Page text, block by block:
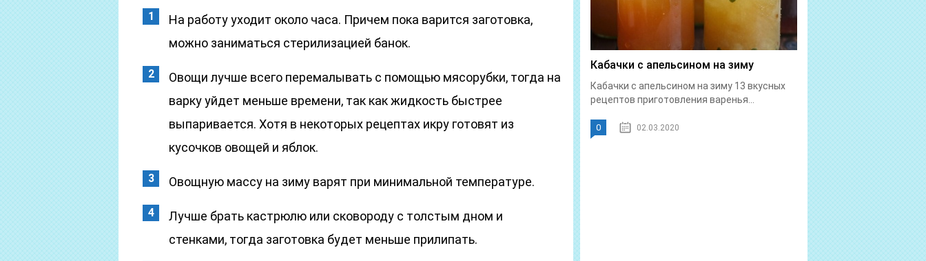
На работу уходит около часа. Причем пока варится заготовка,
можно заниматься стерилизацией банок.
Овощи лучше всего перемалывать с помощью мясорубки, тогда на
варку уйдет меньше времени, так как жидкость быстрее
выпаривается. Хотя в некоторых рецептах икру готовят из
кусочков овощей и яблок.
Овощную массу на зиму варят при минимальной температуре.
Лучше брать кастрюлю или сковороду с толстым дном и
стенками, тогда заготовка будет меньше прилипать.
Кабачки с апельсином на зиму
Кабачки с апельсином на зиму 13 вкусных
рецептов приготовления варенья...
0 02.03.2020